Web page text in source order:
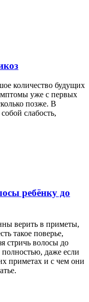
количество будущих
уже с первых
позже. В
слабость,
ребёнку до
верить в приметы,
такое поверье,
стричь волосы до
полностью, даже если
приметах и с чем они